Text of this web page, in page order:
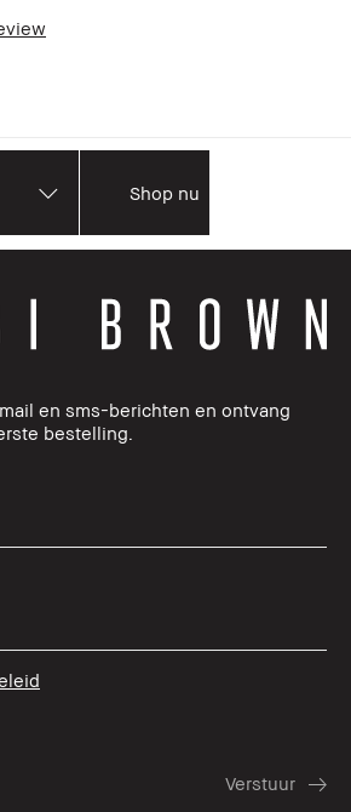
Shop nu
en sms-berichten en ontvang
bestelling.